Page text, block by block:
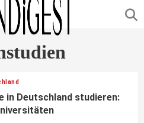
in Deutschland studieren: